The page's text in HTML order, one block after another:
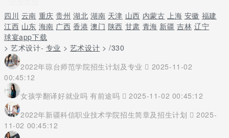
四川 云南 重庆 贵州 湖北 湖南 天津 山西 内蒙古 上海 安徽 福建
江西 山东 海南 广西 香港 澳门 陕西 甘肃 青海 新疆 吉林 辽宁
球宴app下载
> 艺术设计- 专业 > 艺术设计 > /330
2022年琼台师范学院招生计划及专业
2025-11-02
00:45:12
女孩学翻译好就业吗 有前途吗
2025-11-02 00:45:12
2022年新疆科信职业技术学院招生简章及招生计划
2025-
11-02 00:45:12